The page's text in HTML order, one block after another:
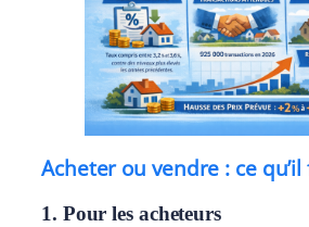
Acheter ou vendre : ce
1. Pour les acheteurs